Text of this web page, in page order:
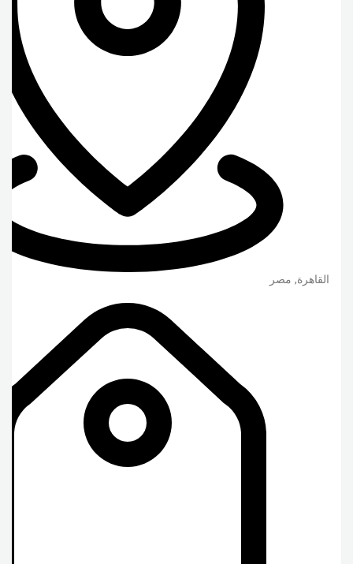
القاهرة, مصر